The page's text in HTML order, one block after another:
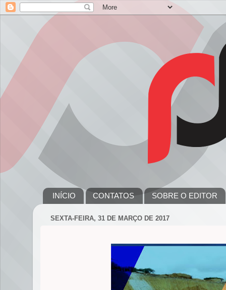
INÍCIO CONTATOS SOBRE O EDITOR
SEXTA-FEIRA, 31 DE MARÇO DE 2017